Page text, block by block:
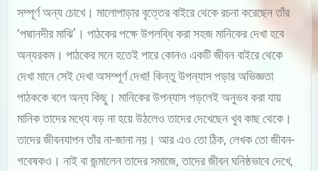
সম্পূর্ণ অন্য চোখে। মালোপাড়ার বৃত্তের বাইরে থেকে রচনা করেছেন তাঁর
‘পদ্মানদীর মাঝি’। পাঠকের পক্ষে উপলব্ধি করা সহজ মানিকের দেখা হবে
অন্যরকম। পাঠকের মনে হতেই পারে কোনও একটি জীবন বাইরে থেকে
দেখা মানে সেই দেখা অসম্পূর্ণ দেখা! কিন্তু উপন্যাস পড়ার অভিজ্ঞতা
পাঠককে বলে অন্য কিছু। মানিকের উপন্যাস পড়লেই অনুভব করা যায়
মানিক তাদের মধ্যে বড় না হয়ে উঠলেও তাদের দেখেছেন খুব কাছ থেকে।
তাদের জীবনযাপন তাঁর না-জানা নয়। আর এও তো ঠিক, লেখক তো জীবন-
গবেষকও। নাই বা জন্মালেন তাদের সমাজে, তাদের জীবন ঘনিষ্ঠভাবে দেখে,